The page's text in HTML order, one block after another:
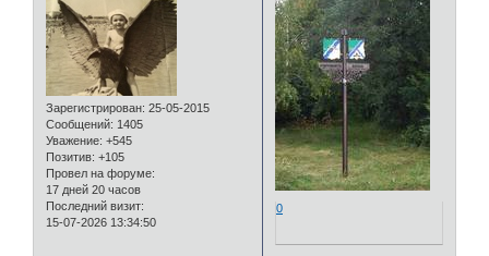
Зарегистрирован: 25-05-2015
Сообщений: 1405
Уважение: +545
Позитив: +105
Провел на форуме:
17 дней 20 часов
Последний визит:
15-07-2026 13:34:50
0